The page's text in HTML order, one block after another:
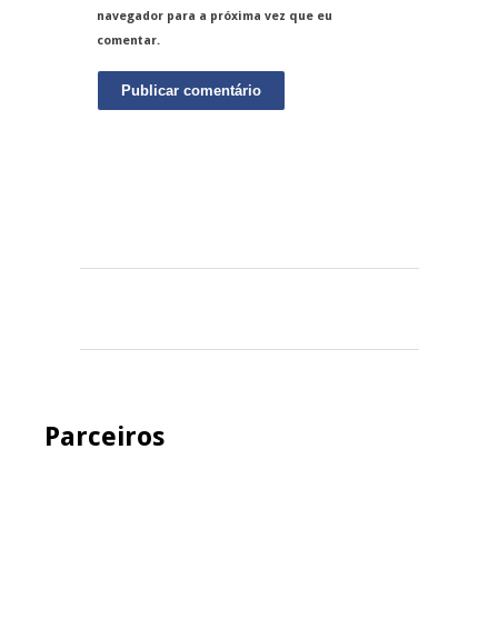
navegador para a próxima vez que eu
comentar.
Parceiros